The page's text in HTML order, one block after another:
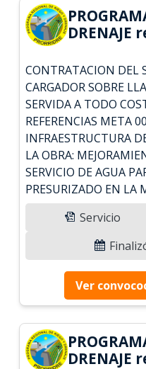
DRENAJE
CONTRATACION DEL
CARGADOR SOBRE
SERVIDA A TODO
REFERENCIAS META
INFRAESTRUCTURA
LA OBRA:
SERVICIO DE AGUA
PRESURIZADO EN LA
Servicio
Ver
DRENAJE